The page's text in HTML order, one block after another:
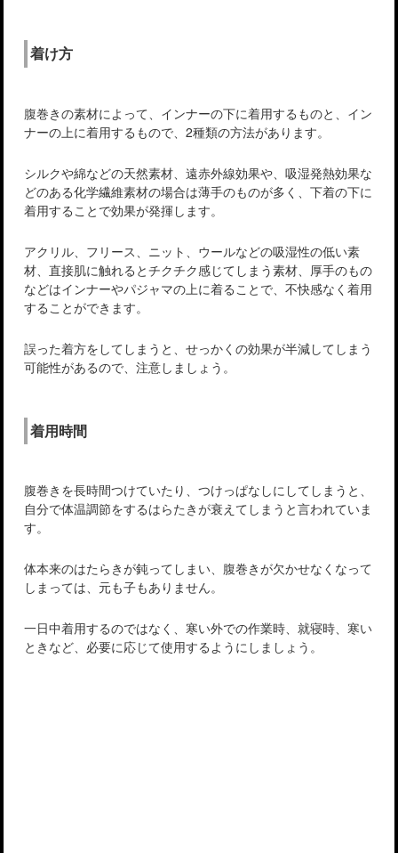
着け方
腹巻きの素材によって、インナーの下に着用するものと、イン
ナーの上に着用するもので、2種類の方法があります。
シルクや綿などの天然素材、遠赤外線効果や、吸湿発熱効果な
どのある化学繊維素材の場合は薄手のものが多く、下着の下に
着用することで効果が発揮します。
アクリル、フリース、ニット、ウールなどの吸湿性の低い素
材、直接肌に触れるとチクチク感じてしまう素材、厚手のもの
などはインナーやパジャマの上に着ることで、不快感なく着用
することができます。
誤った着方をしてしまうと、せっかくの効果が半減してしまう
可能性があるので、注意しましょう。
着用時間
腹巻きを長時間つけていたり、つけっぱなしにしてしまうと、
自分で体温調節をするはらたきが衰えてしまうと言われていま
す。
体本来のはたらきが鈍ってしまい、腹巻きが欠かせなくなって
しまっては、元も子もありません。
一日中着用するのではなく、寒い外での作業時、就寝時、寒い
ときなど、必要に応じて使用するようにしましょう。